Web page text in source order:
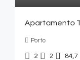
Apartamento
Porto
2 2 84,7